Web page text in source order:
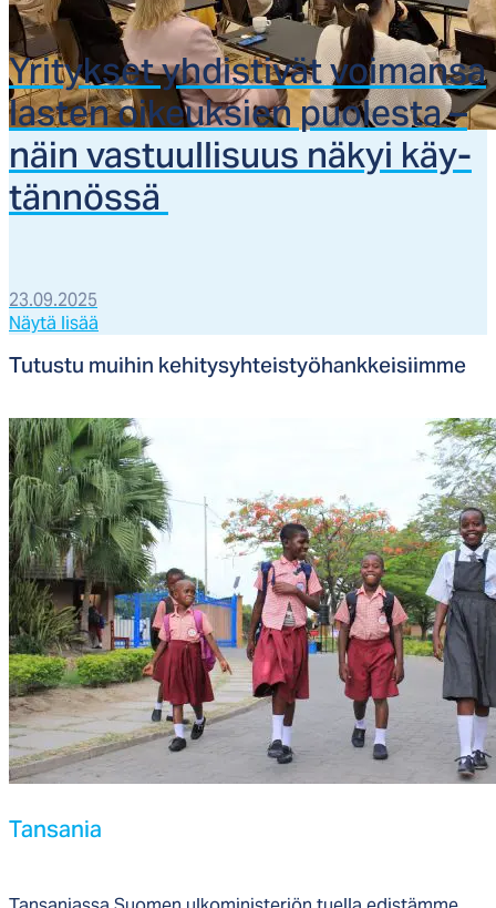
Yri­tyk­set yh­dis­ti­vät voi­man­sa
las­ten oi­keuk­sien puo­les­ta –
näin vas­tuul­li­suus nä­kyi käy­
tän­nös­sä
23.09.2025
Näytä lisää
Tu­tus­tu mui­hin ke­hi­ty­syh­teis­työ­hank­kei­siim­me
Tan­sa­nia